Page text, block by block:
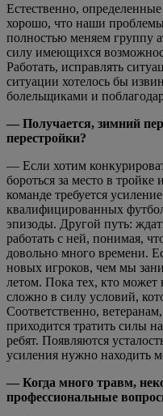
Естественно,
хорошо, что наши
полностью меняем группу
силу имеющихся
Работать, исправлять
ситуации хотелось бы
болельщиками и
— Получается, зимний
перестройки?
— Если хотим
бороться за место в
команде требуется
квалифицированных
эпизоды. Другой путь:
работать с ней, понимая,
довольно много времени.
новых игроков, чем мы
летом. Пока тех, кто может
сложно в силу условий,
Соответственно,
приходится тратить силы
ребят. Появляются
усиления нужно находить
— Когда много травм,
профессиональные